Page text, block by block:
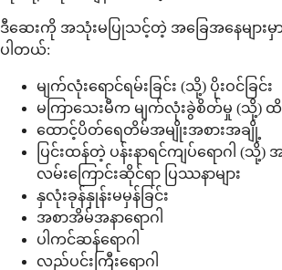
ဒီဆေးကို အသုံးမပြုသင့်တဲ့ အခြေအနေများမှ
ပါတယ်:
မျက်လုံးရောင်ရမ်းခြင်း (သို့) ပိုးဝင်ခြင်း
မကြာသေးမီက မျက်လုံးခွဲစိတ်မှု (သို့) ထိ
ထောင့်ပိတ်ရေတိမ်အမျိုးအစားအချို့
ပြင်းထန်တဲ့ ပန်းနာရင်ကျပ်ရောဂါ (သို့
လမ်းကြောင်းဆိုင်ရာ ပြဿနာများ
နှလုံးခုန်နှုန်းမမှန်ခြင်း
အစာအိမ်အနာရောဂါ
ပါကင်ဆန်ရောဂါ
လည်ပင်းကြီးရောဂါ